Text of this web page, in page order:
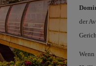
der